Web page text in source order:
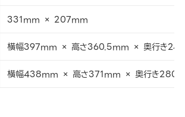
331mm × 207mm
横幅397mm × 高さ360.5mm × 奥行き
横幅438mm × 高さ371mm × 奥行き